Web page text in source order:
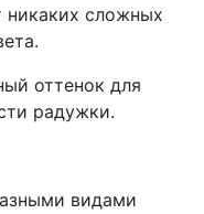
никаких сложных
оттенок для
радужки.
видами